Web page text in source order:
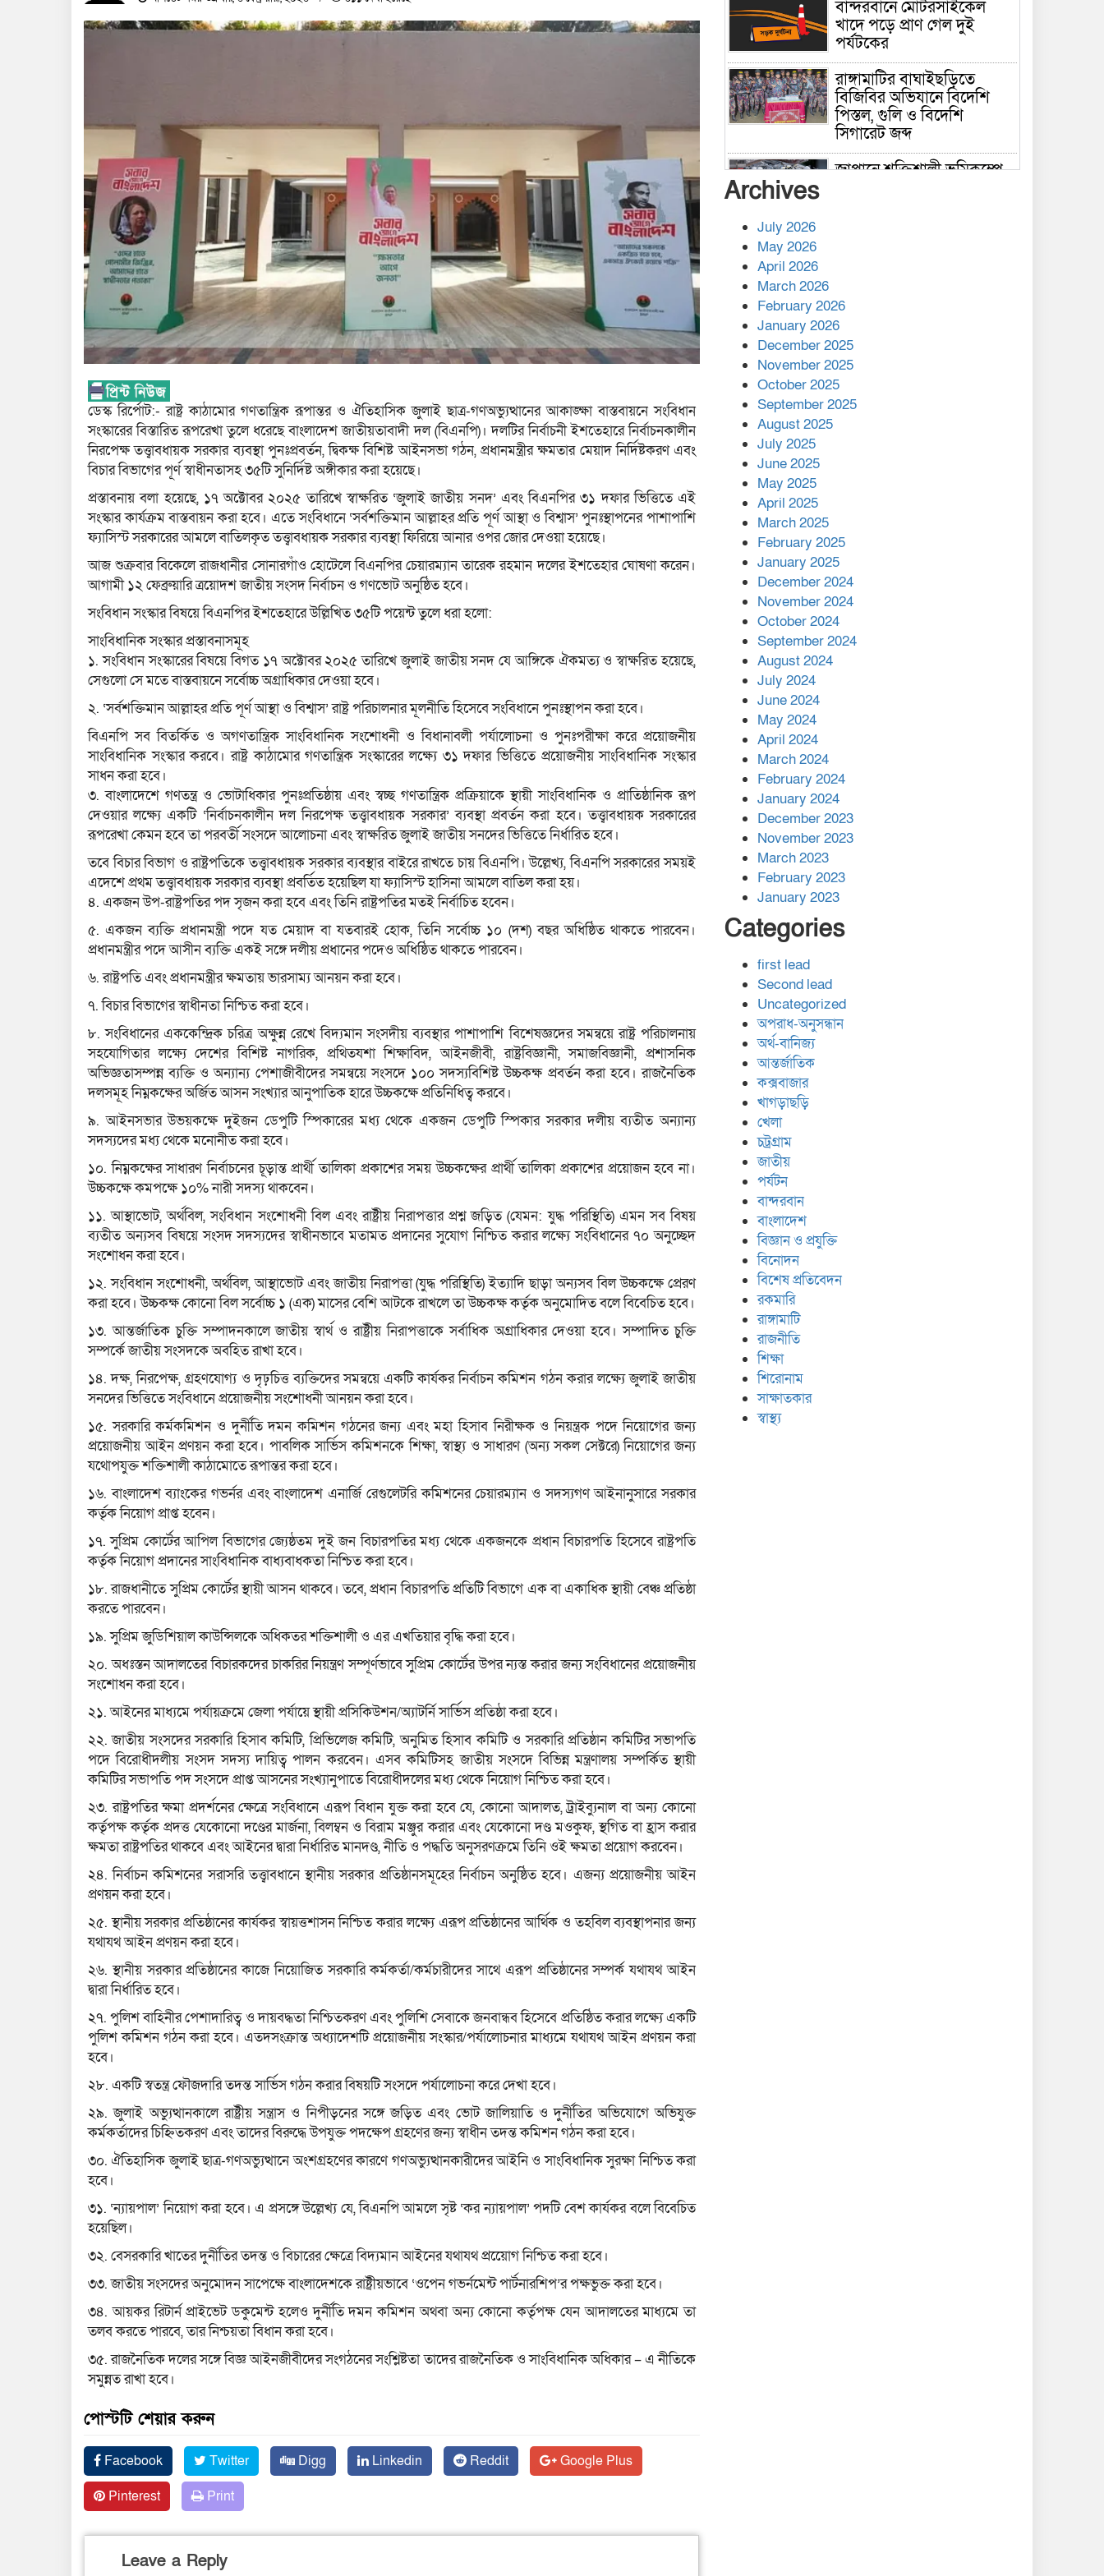
ডেস্ক রির্পোট:- রাষ্ট্র কাঠামোর গণতান্ত্রিক রূপান্তর ও ঐতিহাসিক জুলাই ছাত্র-গণঅভ্যুত্থানের আকাঙ্ক্ষা বাস্তবায়নে সংবিধান
সংস্কারের বিস্তারিত রূপরেখা তুলে ধরেছে বাংলাদেশ জাতীয়তাবাদী দল (বিএনপি)। দলটির নির্বাচনী ইশতেহারে নির্বাচনকালীন
নিরপেক্ষ তত্ত্বাবধায়ক সরকার ব্যবস্থা পুনঃপ্রবর্তন, দ্বিকক্ষ বিশিষ্ট আইনসভা গঠন, প্রধানমন্ত্রীর ক্ষমতার মেয়াদ নির্দিষ্টকরণ এবং
বিচার বিভাগের পূর্ণ স্বাধীনতাসহ ৩৫টি সুনির্দিষ্ট অঙ্গীকার করা হয়েছে।
প্রস্তাবনায় বলা হয়েছে, ১৭ অক্টোবর ২০২৫ তারিখে স্বাক্ষরিত ‘জুলাই জাতীয় সনদ’ এবং বিএনপির ৩১ দফার ভিত্তিতে এই
সংস্কার কার্যক্রম বাস্তবায়ন করা হবে। এতে সংবিধানে ‘সর্বশক্তিমান আল্লাহর প্রতি পূর্ণ আস্থা ও বিশ্বাস’ পুনঃস্থাপনের পাশাপাশি
ফ্যাসিস্ট সরকারের আমলে বাতিলকৃত তত্ত্বাবধায়ক সরকার ব্যবস্থা ফিরিয়ে আনার ওপর জোর দেওয়া হয়েছে।
আজ শুক্রবার বিকেলে রাজধানীর সোনারগাঁও হোটেলে বিএনপির চেয়ারম্যান তারেক রহমান দলের ইশতেহার ঘোষণা করেন।
আগামী ১২ ফেব্রুয়ারি ত্রয়োদশ জাতীয় সংসদ নির্বাচন ও গণভোট অনুষ্ঠিত হবে।
সংবিধান সংস্কার বিষয়ে বিএনপির ইশতেহারে উল্লিখিত ৩৫টি পয়েন্ট তুলে ধরা হলো:
সাংবিধানিক সংস্কার প্রস্তাবনাসমূহ
১. সংবিধান সংস্কারের বিষয়ে বিগত ১৭ অক্টোবর ২০২৫ তারিখে জুলাই জাতীয় সনদ যে আঙ্গিকে ঐকমত্য ও স্বাক্ষরিত হয়েছে,
সেগুলো সে মতে বাস্তবায়নে সর্বোচ্চ অগ্রাধিকার দেওয়া হবে।
২. ‘সর্বশক্তিমান আল্লাহর প্রতি পূর্ণ আস্থা ও বিশ্বাস’ রাষ্ট্র পরিচালনার মূলনীতি হিসেবে সংবিধানে পুনঃস্থাপন করা হবে।
বিএনপি সব বিতর্কিত ও অগণতান্ত্রিক সাংবিধানিক সংশোধনী ও বিধানাবলী পর্যালোচনা ও পুনঃপরীক্ষা করে প্রয়োজনীয়
সাংবিধানিক সংস্কার করবে। রাষ্ট্র কাঠামোর গণতান্ত্রিক সংস্কারের লক্ষ্যে ৩১ দফার ভিত্তিতে প্রয়োজনীয় সাংবিধানিক সংস্কার
সাধন করা হবে।
৩. বাংলাদেশে গণতন্ত্র ও ভোটাধিকার পুনঃপ্রতিষ্ঠায় এবং স্বচ্ছ গণতান্ত্রিক প্রক্রিয়াকে স্থায়ী সাংবিধানিক ও প্রাতিষ্ঠানিক রূপ
দেওয়ার লক্ষ্যে একটি ‘নির্বাচনকালীন দল নিরপেক্ষ তত্ত্বাবধায়ক সরকার’ ব্যবস্থা প্রবর্তন করা হবে। তত্ত্বাবধায়ক সরকারের
রূপরেখা কেমন হবে তা পরবর্তী সংসদে আলোচনা এবং স্বাক্ষরিত জুলাই জাতীয় সনদের ভিত্তিতে নির্ধারিত হবে।
তবে বিচার বিভাগ ও রাষ্ট্রপতিকে তত্ত্বাবধায়ক সরকার ব্যবস্থার বাইরে রাখতে চায় বিএনপি। উল্লেখ্য, বিএনপি সরকারের সময়ই
এদেশে প্রথম তত্ত্বাবধায়ক সরকার ব্যবস্থা প্রবর্তিত হয়েছিল যা ফ্যাসিস্ট হাসিনা আমলে বাতিল করা হয়।
৪. একজন উপ-রাষ্ট্রপতির পদ সৃজন করা হবে এবং তিনি রাষ্ট্রপতির মতই নির্বাচিত হবেন।
৫. একজন ব্যক্তি প্রধানমন্ত্রী পদে যত মেয়াদ বা যতবারই হোক, তিনি সর্বোচ্চ ১০ (দশ) বছর অধিষ্ঠিত থাকতে পারবেন।
প্রধানমন্ত্রীর পদে আসীন ব্যক্তি একই সঙ্গে দলীয় প্রধানের পদেও অধিষ্ঠিত থাকতে পারবেন।
৬. রাষ্ট্রপতি এবং প্রধানমন্ত্রীর ক্ষমতায় ভারসাম্য আনয়ন করা হবে।
৭. বিচার বিভাগের স্বাধীনতা নিশ্চিত করা হবে।
৮. সংবিধানের এককেন্দ্রিক চরিত্র অক্ষুন্ন রেখে বিদ্যমান সংসদীয় ব্যবস্থার পাশাপাশি বিশেষজ্ঞদের সমন্বয়ে রাষ্ট্র পরিচালনায়
সহযোগিতার লক্ষ্যে দেশের বিশিষ্ট নাগরিক, প্রথিতযশা শিক্ষাবিদ, আইনজীবী, রাষ্ট্রবিজ্ঞানী, সমাজবিজ্ঞানী, প্রশাসনিক
অভিজ্ঞতাসম্পন্ন ব্যক্তি ও অন্যান্য পেশাজীবীদের সমন্বয়ে সংসদে ১০০ সদস্যবিশিষ্ট উচ্চকক্ষ প্রবর্তন করা হবে। রাজনৈতিক
দলসমূহ নিম্নকক্ষের অর্জিত আসন সংখ্যার আনুপাতিক হারে উচ্চকক্ষে প্রতিনিধিত্ব করবে।
৯. আইনসভার উভয়কক্ষে দুইজন ডেপুটি স্পিকারের মধ্য থেকে একজন ডেপুটি স্পিকার সরকার দলীয় ব্যতীত অন্যান্য
সদস্যদের মধ্য থেকে মনোনীত করা হবে।
১০. নিম্নকক্ষের সাধারণ নির্বাচনের চূড়ান্ত প্রার্থী তালিকা প্রকাশের সময় উচ্চকক্ষের প্রার্থী তালিকা প্রকাশের প্রয়োজন হবে না।
উচ্চকক্ষে কমপক্ষে ১০% নারী সদস্য থাকবেন।
১১. আস্থাভোট, অর্থবিল, সংবিধান সংশোধনী বিল এবং রাষ্ট্রীয় নিরাপত্তার প্রশ্ন জড়িত (যেমন: যুদ্ধ পরিস্থিতি) এমন সব বিষয়
ব্যতীত অন্যসব বিষয়ে সংসদ সদস্যদের স্বাধীনভাবে মতামত প্রদানের সুযোগ নিশ্চিত করার লক্ষ্যে সংবিধানের ৭০ অনুচ্ছেদ
সংশোধন করা হবে।
১২. সংবিধান সংশোধনী, অর্থবিল, আস্থাভোট এবং জাতীয় নিরাপত্তা (যুদ্ধ পরিস্থিতি) ইত্যাদি ছাড়া অন্যসব বিল উচ্চকক্ষে প্রেরণ
করা হবে। উচ্চকক্ষ কোনো বিল সর্বোচ্চ ১ (এক) মাসের বেশি আটকে রাখলে তা উচ্চকক্ষ কর্তৃক অনুমোদিত বলে বিবেচিত হবে।
১৩. আন্তর্জাতিক চুক্তি সম্পাদনকালে জাতীয় স্বার্থ ও রাষ্ট্রীয় নিরাপত্তাকে সর্বাধিক অগ্রাধিকার দেওয়া হবে। সম্পাদিত চুক্তি
সম্পর্কে জাতীয় সংসদকে অবহিত রাখা হবে।
১৪. দক্ষ, নিরপেক্ষ, গ্রহণযোগ্য ও দৃঢ়চিত্ত ব্যক্তিদের সমন্বয়ে একটি কার্যকর নির্বাচন কমিশন গঠন করার লক্ষ্যে জুলাই জাতীয়
সনদের ভিত্তিতে সংবিধানে প্রয়োজনীয় সংশোধনী আনয়ন করা হবে।
১৫. সরকারি কর্মকমিশন ও দুর্নীতি দমন কমিশন গঠনের জন্য এবং মহা হিসাব নিরীক্ষক ও নিয়ন্ত্রক পদে নিয়োগের জন্য
প্রয়োজনীয় আইন প্রণয়ন করা হবে। পাবলিক সার্ভিস কমিশনকে শিক্ষা, স্বাস্থ্য ও সাধারণ (অন্য সকল সেক্টরে) নিয়োগের জন্য
যথোপযুক্ত শক্তিশালী কাঠামোতে রূপান্তর করা হবে।
১৬. বাংলাদেশ ব্যাংকের গভর্নর এবং বাংলাদেশ এনার্জি রেগুলেটরি কমিশনের চেয়ারম্যান ও সদস্যগণ আইনানুসারে সরকার
কর্তৃক নিয়োগ প্রাপ্ত হবেন।
১৭. সুপ্রিম কোর্টের আপিল বিভাগের জ্যেষ্ঠতম দুই জন বিচারপতির মধ্য থেকে একজনকে প্রধান বিচারপতি হিসেবে রাষ্ট্রপতি
কর্তৃক নিয়োগ প্রদানের সাংবিধানিক বাধ্যবাধকতা নিশ্চিত করা হবে।
১৮. রাজধানীতে সুপ্রিম কোর্টের স্থায়ী আসন থাকবে। তবে, প্রধান বিচারপতি প্রতিটি বিভাগে এক বা একাধিক স্থায়ী বেঞ্চ প্রতিষ্ঠা
করতে পারবেন।
১৯. সুপ্রিম জুডিশিয়াল কাউন্সিলকে অধিকতর শক্তিশালী ও এর এখতিয়ার বৃদ্ধি করা হবে।
২০. অধঃস্তন আদালতের বিচারকদের চাকরির নিয়ন্ত্রণ সম্পূর্ণভাবে সুপ্রিম কোর্টের উপর ন্যস্ত করার জন্য সংবিধানের প্রয়োজনীয়
সংশোধন করা হবে।
২১. আইনের মাধ্যমে পর্যায়ক্রমে জেলা পর্যায়ে স্থায়ী প্রসিকিউশন/অ্যাটর্নি সার্ভিস প্রতিষ্ঠা করা হবে।
২২. জাতীয় সংসদের সরকারি হিসাব কমিটি, প্রিভিলেজ কমিটি, অনুমিত হিসাব কমিটি ও সরকারি প্রতিষ্ঠান কমিটির সভাপতি
পদে বিরোধীদলীয় সংসদ সদস্য দায়িত্ব পালন করবেন। এসব কমিটিসহ জাতীয় সংসদে বিভিন্ন মন্ত্রণালয় সম্পর্কিত স্থায়ী
কমিটির সভাপতি পদ সংসদে প্রাপ্ত আসনের সংখ্যানুপাতে বিরোধীদলের মধ্য থেকে নিয়োগ নিশ্চিত করা হবে।
২৩. রাষ্ট্রপতির ক্ষমা প্রদর্শনের ক্ষেত্রে সংবিধানে এরূপ বিধান যুক্ত করা হবে যে, কোনো আদালত, ট্রাইব্যুনাল বা অন্য কোনো
কর্তৃপক্ষ কর্তৃক প্রদত্ত যেকোনো দণ্ডের মার্জনা, বিলম্বন ও বিরাম মঞ্জুর করার এবং যেকোনো দণ্ড মওকুফ, স্থগিত বা হ্রাস করার
ক্ষমতা রাষ্ট্রপতির থাকবে এবং আইনের দ্বারা নির্ধারিত মানদণ্ড, নীতি ও পদ্ধতি অনুসরণক্রমে তিনি ওই ক্ষমতা প্রয়োগ করবেন।
২৪. নির্বাচন কমিশনের সরাসরি তত্ত্বাবধানে স্থানীয় সরকার প্রতিষ্ঠানসমূহের নির্বাচন অনুষ্ঠিত হবে। এজন্য প্রয়োজনীয় আইন
প্রণয়ন করা হবে।
২৫. স্থানীয় সরকার প্রতিষ্ঠানের কার্যকর স্বায়ত্তশাসন নিশ্চিত করার লক্ষ্যে এরূপ প্রতিষ্ঠানের আর্থিক ও তহবিল ব্যবস্থাপনার জন্য
যথাযথ আইন প্রণয়ন করা হবে।
২৬. স্থানীয় সরকার প্রতিষ্ঠানের কাজে নিয়োজিত সরকারি কর্মকর্তা/কর্মচারীদের সাথে এরূপ প্রতিষ্ঠানের সম্পর্ক যথাযথ আইন
দ্বারা নির্ধারিত হবে।
২৭. পুলিশ বাহিনীর পেশাদারিত্ব ও দায়বদ্ধতা নিশ্চিতকরণ এবং পুলিশি সেবাকে জনবান্ধব হিসেবে প্রতিষ্ঠিত করার লক্ষ্যে একটি
পুলিশ কমিশন গঠন করা হবে। এতদসংক্রান্ত অধ্যাদেশটি প্রয়োজনীয় সংস্কার/পর্যালোচনার মাধ্যমে যথাযথ আইন প্রণয়ন করা
হবে।
২৮. একটি স্বতন্ত্র ফৌজদারি তদন্ত সার্ভিস গঠন করার বিষয়টি সংসদে পর্যালোচনা করে দেখা হবে।
২৯. জুলাই অভ্যুত্থানকালে রাষ্ট্রীয় সন্ত্রাস ও নিপীড়নের সঙ্গে জড়িত এবং ভোট জালিয়াতি ও দুর্নীতির অভিযোগে অভিযুক্ত
কর্মকর্তাদের চিহ্নিতকরণ এবং তাদের বিরুদ্ধে উপযুক্ত পদক্ষেপ গ্রহণের জন্য স্বাধীন তদন্ত কমিশন গঠন করা হবে।
৩০. ঐতিহাসিক জুলাই ছাত্র-গণঅভ্যুত্থানে অংশগ্রহণের কারণে গণঅভ্যুত্থানকারীদের আইনি ও সাংবিধানিক সুরক্ষা নিশ্চিত করা
হবে।
৩১. ‘ন্যায়পাল’ নিয়োগ করা হবে। এ প্রসঙ্গে উল্লেখ্য যে, বিএনপি আমলে সৃষ্ট ‘কর ন্যায়পাল’ পদটি বেশ কার্যকর বলে বিবেচিত
হয়েছিল।
৩২. বেসরকারি খাতের দুর্নীতির তদন্ত ও বিচারের ক্ষেত্রে বিদ্যমান আইনের যথাযথ প্রয়োেগ নিশ্চিত করা হবে।
৩৩. জাতীয় সংসদের অনুমোদন সাপেক্ষে বাংলাদেশকে রাষ্ট্রীয়ভাবে ‘ওপেন গভর্নমেন্ট পার্টনারশিপ’র পক্ষভুক্ত করা হবে।
৩৪. আয়কর রিটার্ন প্রাইভেট ডকুমেন্ট হলেও দুর্নীতি দমন কমিশন অথবা অন্য কোনো কর্তৃপক্ষ যেন আদালতের মাধ্যমে তা
তলব করতে পারবে, তার নিশ্চয়তা বিধান করা হবে।
৩৫. রাজনৈতিক দলের সঙ্গে বিজ্ঞ আইনজীবীদের সংগঠনের সংশ্লিষ্টতা তাদের রাজনৈতিক ও সাংবিধানিক অধিকার – এ নীতিকে
সমুন্নত রাখা হবে।
পোস্টটি শেয়ার করুন
Facebook Twitter Digg Linkedin Reddit
Google Plus
Pinterest
Print
Leave a Reply
বান্দরবানে মোটরসাইকেল
খাদে পড়ে প্রাণ গেল দুই
পর্যটকের
রাঙ্গামাটির বাঘাইছড়িতে
বিজিবির অভিযানে বিদেশি
পিস্তল, গুলি ও বিদেশি
সিগারেট জব্দ
জাপানে শক্তিশালী ভূমিকম্পে
কাপ্তাই প্রেস ক্লাবের সভাপতি
মাহফুজ, সম্পাদক রিপন মারমা
নির্বাচিত
মালয়েশিয়ার প্রধানমন্ত্রীকে চিঠি
দেয়ার পর ফোন তারেক
রহমানের,গ্যাস সঙ্কট
মোকাবিলায় সহায়তার আশ্বাস
এক বিলিয়ন ডলার বিনিয়োগ
হবে আনোয়ারায়
বান্দরবানে বন্যায় ক্ষতিগ্রস্তদের
মাঝে সহায়তা দিলেন সাচিং প্রু
জেরী
Archives
July 2026
May 2026
April 2026
March 2026
February 2026
January 2026
December 2025
November 2025
October 2025
September 2025
August 2025
July 2025
June 2025
May 2025
April 2025
March 2025
February 2025
January 2025
December 2024
November 2024
October 2024
September 2024
August 2024
July 2024
June 2024
May 2024
April 2024
March 2024
February 2024
January 2024
December 2023
November 2023
March 2023
February 2023
January 2023
Categories
first lead
Second lead
Uncategorized
অপরাধ-অনুসন্ধান
অর্থ-বানিজ্য
আন্তর্জাতিক
কক্সবাজার
খাগড়াছড়ি
খেলা
চট্রগ্রাম
জাতীয়
পর্যটন
বান্দরবান
বাংলাদেশ
বিজ্ঞান ও প্রযুক্তি
বিনোদন
বিশেষ প্রতিবেদন
রকমারি
রাঙ্গামাটি
রাজনীতি
শিক্ষা
শিরোনাম
সাক্ষাতকার
স্বাস্থ্য